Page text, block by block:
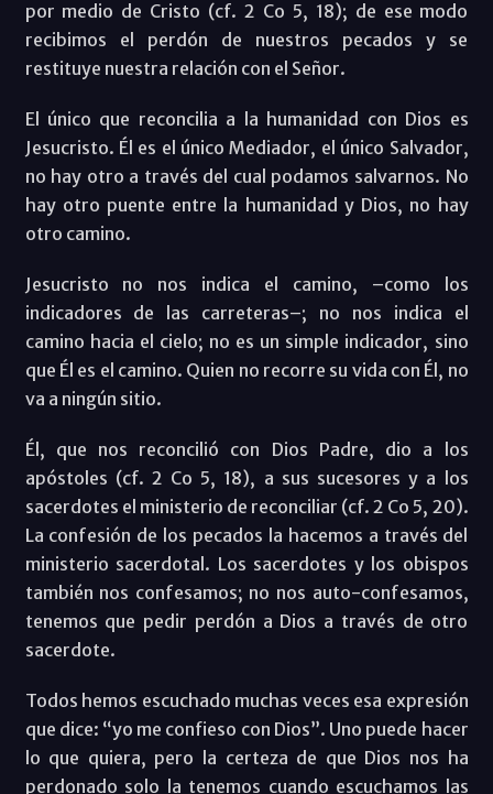
por medio de Cristo (cf. 2 Co 5, 18); de ese modo
recibimos el perdón de nuestros pecados y se
restituye nuestra relación con el Señor.
El único que reconcilia a la humanidad con Dios es
Jesucristo. Él es el único Mediador, el único Salvador,
no hay otro a través del cual podamos salvarnos. No
hay otro puente entre la humanidad y Dios, no hay
otro camino.
Jesucristo no nos indica el camino, –como los
indicadores de las carreteras–; no nos indica el
camino hacia el cielo; no es un simple indicador, sino
que Él es el camino. Quien no recorre su vida con Él, no
va a ningún sitio.
Él, que nos reconcilió con Dios Padre, dio a los
apóstoles (cf. 2 Co 5, 18), a sus sucesores y a los
sacerdotes el ministerio de reconciliar (cf. 2 Co 5, 20).
La confesión de los pecados la hacemos a través del
ministerio sacerdotal. Los sacerdotes y los obispos
también nos confesamos; no nos auto-confesamos,
tenemos que pedir perdón a Dios a través de otro
sacerdote.
Todos hemos escuchado muchas veces esa expresión
que dice: “yo me confieso con Dios”. Uno puede hacer
lo que quiera, pero la certeza de que Dios nos ha
perdonado solo la tenemos cuando escuchamos las